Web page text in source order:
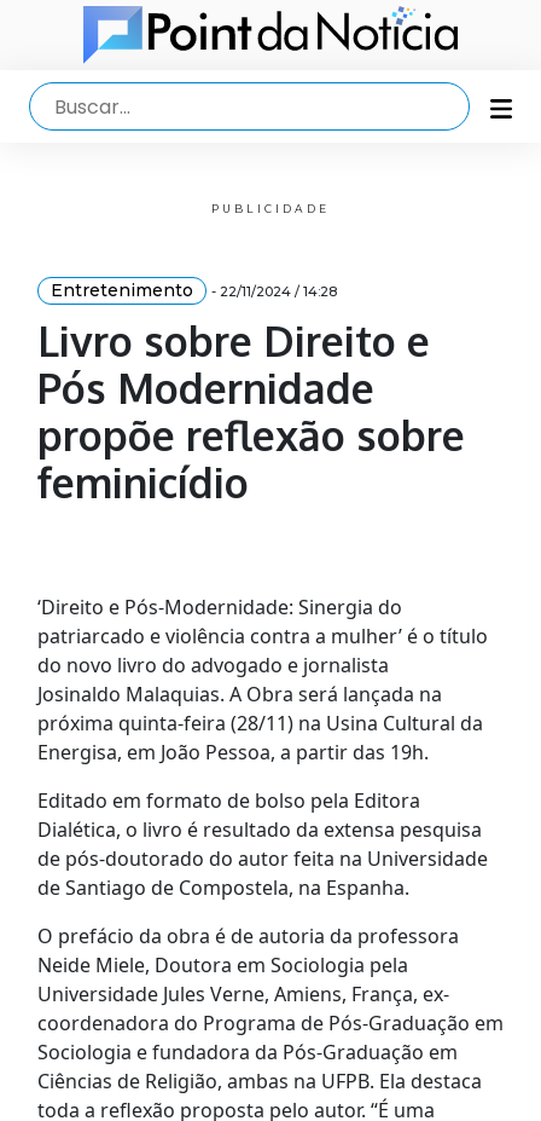
PUBLICIDADE
Entretenimento - 22/11/2024 / 14:28
Livro sobre Direito e
Pós Modernidade
propõe reflexão sobre
feminicídio
‘Direito e Pós-Modernidade: Sinergia do
patriarcado e violência contra a mulher’ é o título
do novo livro do advogado e jornalista
Josinaldo Malaquias. A Obra será lançada na
próxima quinta-feira (28/11) na Usina Cultural da
Energisa, em João Pessoa, a partir das 19h.
Editado em formato de bolso pela Editora
Dialética, o livro é resultado da extensa pesquisa
de pós-doutorado do autor feita na Universidade
de Santiago de Compostela, na Espanha.
O prefácio da obra é de autoria da professora
Neide Miele, Doutora em Sociologia pela
Universidade Jules Verne, Amiens, França, ex-
coordenadora do Programa de Pós-Graduação em
Sociologia e fundadora da Pós-Graduação em
Ciências de Religião, ambas na UFPB. Ela destaca
toda a reflexão proposta pelo autor. “É uma